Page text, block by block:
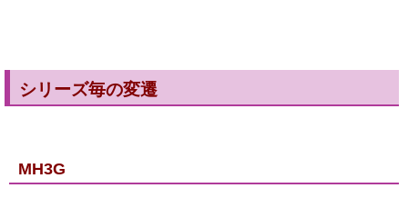
シリーズ毎の変遷
MH3G